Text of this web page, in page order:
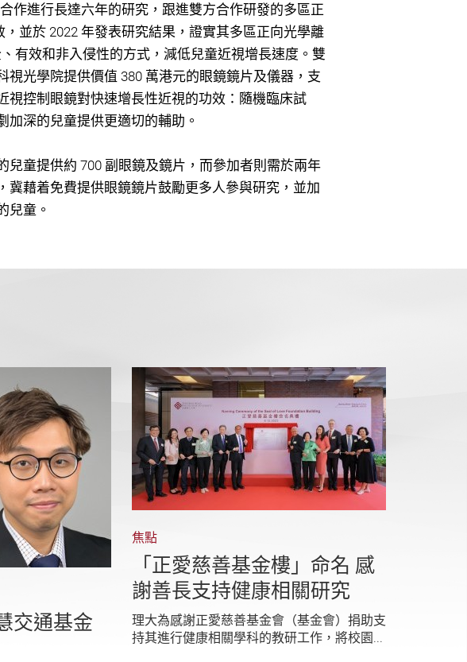
作進行長達六年的研究，跟進雙方合作研發的多區正
並於 2022 年發表研究結果，證實其多區正向光學離
有效和非入侵性的方式，減低兒童近視增長速度。雙
視光學院提供價值 380 萬港元的眼鏡鏡⽚及儀器，支
視控制眼鏡對快速增長性近視的功效：隨機臨床試
深的兒童提供更適切的輔助。
兒童提供約 700 副眼鏡及鏡⽚，而參加者則需於兩年
冀藉着免費提供眼鏡鏡⽚鼓勵更多人參與研究，並加
兒童。
交通基金
焦點
「正愛慈善基金樓」命名 感
謝善長支持健康相關研究
理大為感謝正愛慈善基金會（基金會）捐助支
持其進行健康相關學科的教研工作，將校園...